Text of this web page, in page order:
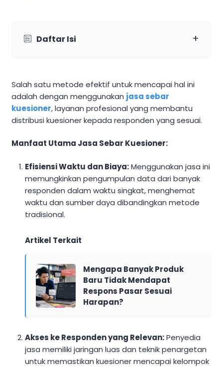
Daftar Isi +
Salah satu metode efektif untuk mencapai hal ini
adalah dengan menggunakan jasa sebar
kuesioner, layanan profesional yang membantu
distribusi kuesioner kepada responden yang sesuai.​
Manfaat Utama Jasa Sebar Kuesioner:
Efisiensi Waktu dan Biaya:Menggunakan jasa ini
memungkinkan pengumpulan data dari banyak
responden dalam waktu singkat, menghemat
waktu dan sumber daya dibandingkan metode
tradisional.
Artikel Terkait
Mengapa Banyak Produk
Baru Tidak Mendapat
Respons Pasar Sesuai
Harapan?
Akses ke Responden yang Relevan:Penyedia
jasa memiliki jaringan luas dan teknik penargetan
untuk memastikan kuesioner mencapai kelompok